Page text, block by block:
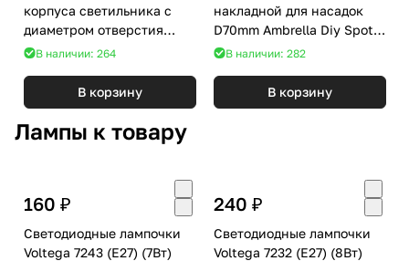
корпуса светильника с
диаметром отверстия
D60mm Ambrella DIY Spot
В наличии: 264
В корзину
накладной для насадок
D70mm Ambrella Diy Spot
C7531
В наличии: 282
В корзину
Лампы к товару
160 ₽
Светодиодные лампочки
Voltega 7243 (E27) (7Вт)
240 ₽
Светодиодные лампочки
Voltega 7232 (E27) (8Вт)